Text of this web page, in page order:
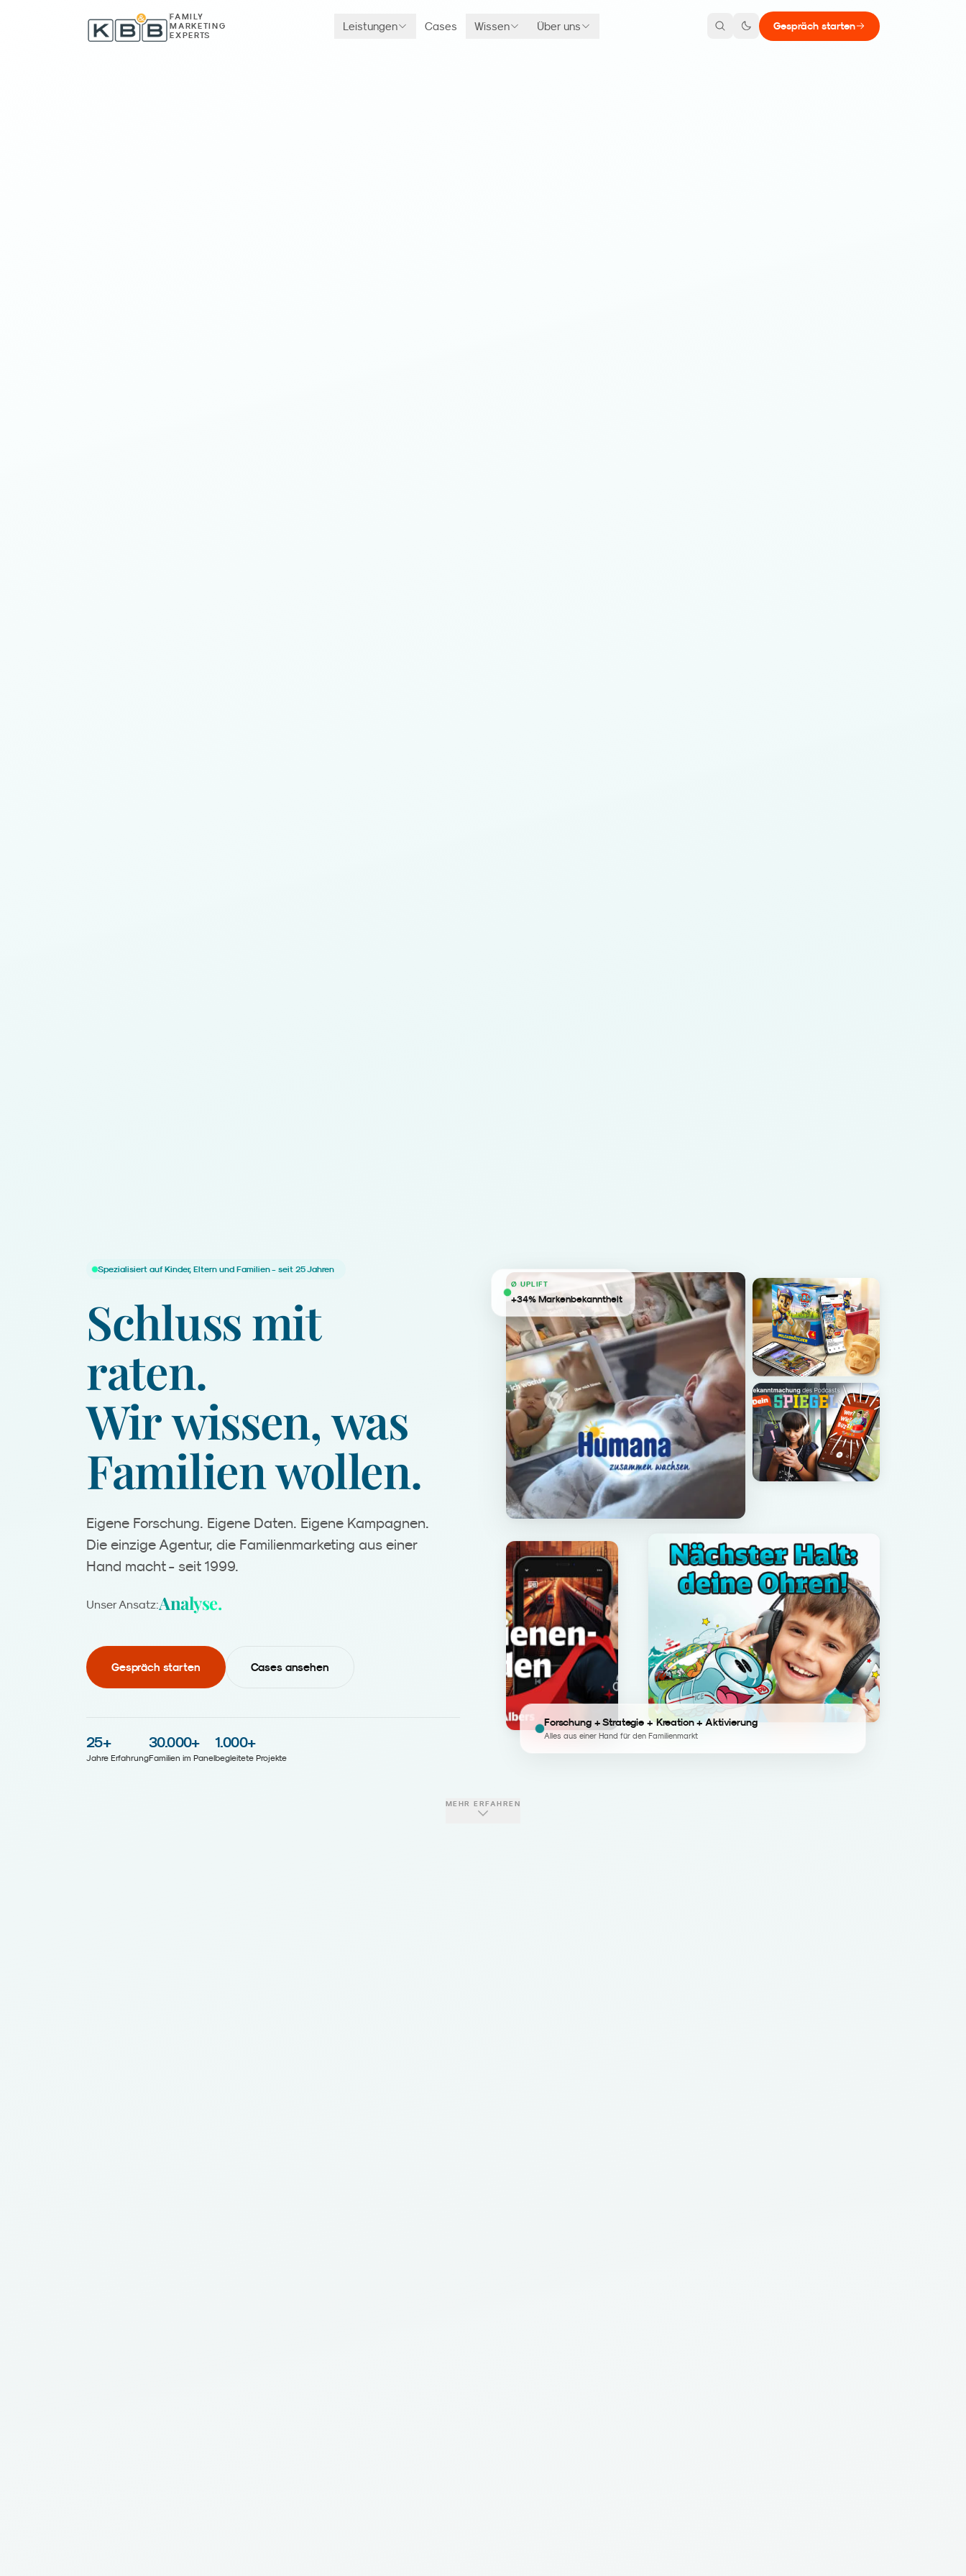
FAMILY
MARKETING
EXPERTS
Leistungen Cases Wissen Über uns Gespräch starten
Spezialisiert auf Kinder, Eltern und Familien - seit 25 Jahren
Schlussmit
raten.
Wirwissen,was
Familienwollen.
Eigene Forschung. Eigene Daten. Eigene Kampagnen.
Die einzige Agentur, die Familienmarketing aus einer
Hand macht - seit 1999.
Unser Ansatz:Aktivierung.
Gespräch starten Cases ansehen
25+
Jahre Erfahrung
30.000+
Familien im Panel
1.000+
begleitete Projekte
Ø UPLIFT
+34% Markenbekanntheit
Forschung + Strategie + Kreation + Aktivierung
Alles aus einer Hand für den Familienmarkt
MEHR ERFAHREN